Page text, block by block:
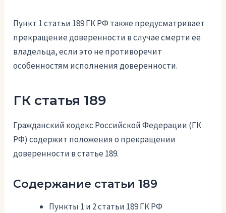
Пункт 1 статьи 189 ГК РФ также предусматривает
прекращение доверенности в случае смерти ее
владельца, если это не противоречит
особенностям исполнения доверенности.
ГК статья 189
Гражданский кодекс Российской Федерации (ГК
РФ) содержит положения о прекращении
доверенности в статье 189.
Содержание статьи 189
Пункты 1 и 2 статьи 189 ГК РФ